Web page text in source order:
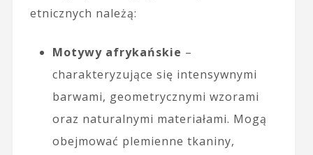
etnicznych należą:
Motywy afrykańskie –
charakteryzujące się intensywnymi
barwami, geometrycznymi wzorami
oraz naturalnymi materiałami. Mogą
obejmować plemienne tkaniny,